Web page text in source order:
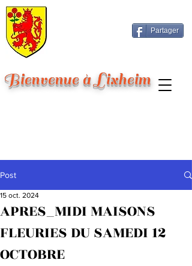
Partager
Bienvenue à Lixheim
Post
APRES_MIDI MAISONS
FLEURIES DU SAMEDI 12
OCTOBRE
15 oct. 2024